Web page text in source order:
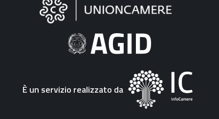
"Fattura
Elettronica"
È un servizio realizzato da